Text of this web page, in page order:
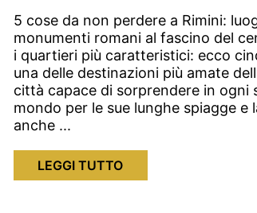
5 cose da non perdere a Rimini:
monumenti romani al fascino del
i quartieri più caratteristici: ecco
una delle destinazioni più amate
città capace di sorprendere in
mondo per le sue lunghe spiagge
anche ...
LEGGI TUTTO